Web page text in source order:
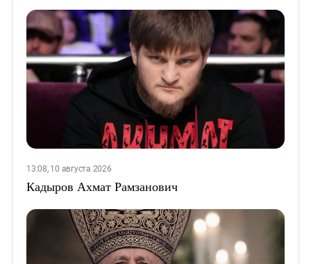
13:08, 10 августа 2026
Кадыров Ахмат Рамзанович